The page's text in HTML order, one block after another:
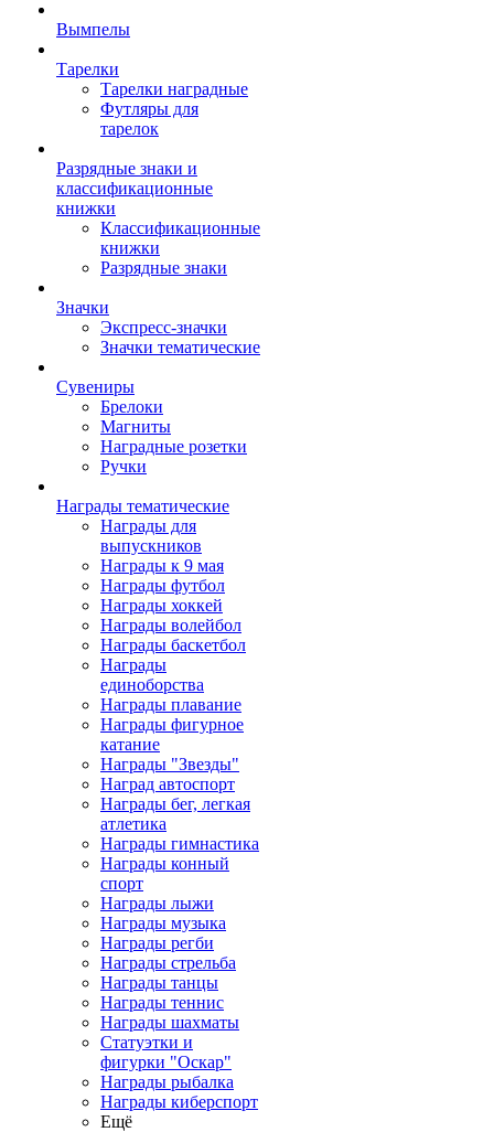
Вымпелы
Тарелки
Тарелки наградные
Футляры для
тарелок
Разрядные знаки и
классификационные
книжки
Классификационные
книжки
Разрядные знаки
Значки
Экспресс-значки
Значки тематические
Сувениры
Брелоки
Магниты
Наградные розетки
Ручки
Награды тематические
Награды для
выпускников
Награды к 9 мая
Награды футбол
Награды хоккей
Награды волейбол
Награды баскетбол
Награды
единоборства
Награды плавание
Награды фигурное
катание
Награды "Звезды"
Наград автоспорт
Награды бег, легкая
атлетика
Награды гимнастика
Награды конный
спорт
Награды лыжи
Награды музыка
Награды регби
Награды стрельба
Награды танцы
Награды теннис
Награды шахматы
Статуэтки и
фигурки "Оскар"
Награды рыбалка
Награды киберспорт
Ещё